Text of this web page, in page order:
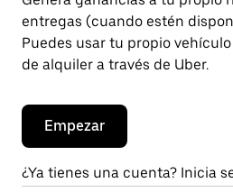
entregas (cuando estén
Puedes usar tu propio
de alquiler a través de Uber.
Empezar
¿Ya tienes una cuenta? Inicia